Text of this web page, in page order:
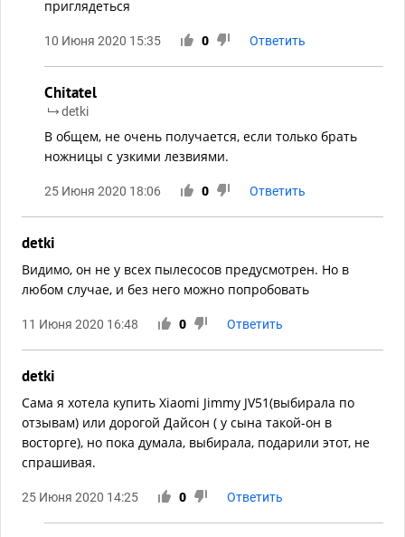
приглядеться
10 Июня 2020 15:35 0 Ответить
Chitatel
detki
В общем, не очень получается, если только брать
ножницы с узкими лезвиями.
25 Июня 2020 18:06 0 Ответить
detki
Видимо, он не у всех пылесосов предусмотрен. Но в
любом случае, и без него можно попробовать
11 Июня 2020 16:48 0 Ответить
detki
Сама я хотела купить Xiaomi Jimmy JV51(выбирала по
отзывам) или дорогой Дайсон ( у сына такой-он в
восторге), но пока думала, выбирала, подарили этот, не
спрашивая.
25 Июня 2020 14:25 0 Ответить